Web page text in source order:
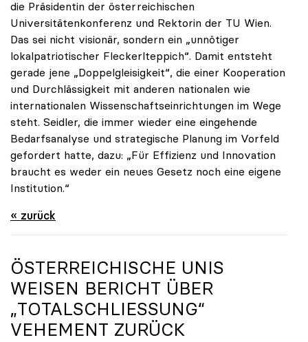
die Präsidentin der österreichischen
Universitätenkonferenz und Rektorin der TU Wien.
Das sei nicht visionär, sondern ein „unnötiger
lokalpatriotischer Fleckerlteppich“. Damit entsteht
gerade jene „Doppelgleisigkeit“, die einer Kooperation
und Durchlässigkeit mit anderen nationalen wie
internationalen Wissenschaftseinrichtungen im Wege
steht. Seidler, die immer wieder eine eingehende
Bedarfsanalyse und strategische Planung im Vorfeld
gefordert hatte, dazu: „Für Effizienz und Innovation
braucht es weder ein neues Gesetz noch eine eigene
Institution.“
« zurück
ÖSTERREICHISCHE UNIS
WEISEN BERICHT ÜBER
„TOTALSCHLIESSUNG“ V
EHEMENT ZURÜCK